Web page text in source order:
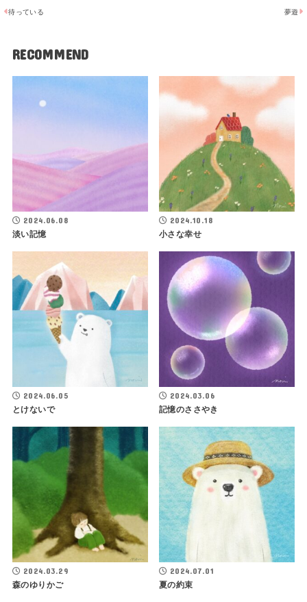
夢遊
待っている
RECOMMEND
2024.06.08
淡い記憶
2024.10.18
小さな幸せ
2024.06.05
とけないで
2024.03.06
記憶のささやき
2024.03.29
森のゆりかご
2024.07.01
夏の約束